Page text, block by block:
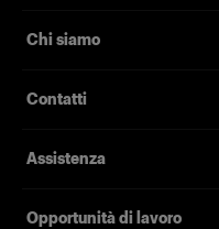
Chi siamo
Contatti
Assistenza
Opportunità di lavoro